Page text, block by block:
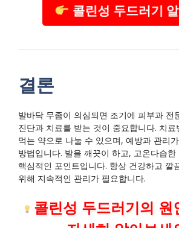
콜린성 두드러기
결론
발바닥 무좀이 의심되면 조기에 피부과 전
진단과 치료를 받는 것이 중요합니다. 치
먹는 약으로 나눌 수 있으며, 예방과 관리
방법입니다. 발을 깨끗이 하고, 고온다습
핵심적인 포인트입니다. 항상 건강하고 깔
위해 지속적인 관리가 필요합니다.
콜린성 두드러기의 원